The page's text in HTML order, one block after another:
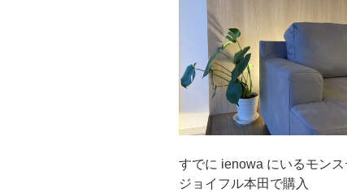
すでに ienowa にいるモンス
ジョイフル本田で購入